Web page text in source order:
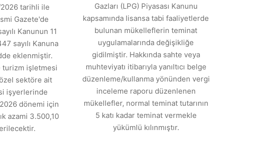
tarihli ile
Gazete'de
Kanunun 11
sayılı Kanuna
eklenmiştir.
turizm işletmesi
sektöre ait
işyerlerinde
dönemi için
azami 3.500,10
Gazları (LPG) Piyasası Kanunu
kapsamında lisansa tabi faaliyetlerde
bulunan mükelleflerin teminat
uygulamalarında değişikliğe
gidilmiştir. Hakkında sahte veya
muhteviyatı itibarıyla yanıltıcı belge
düzenleme/kullanma yönünden vergi
inceleme raporu düzenlenen
mükellefler, normal teminat tutarının
5 katı kadar teminat vermekle
yükümlü kılınmıştır.